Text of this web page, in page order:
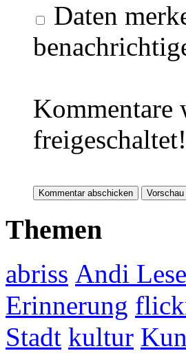
Daten
Kommentare
freigeschaltet!
Themen
abriss Andi
Erinnerung
Stadt kultur